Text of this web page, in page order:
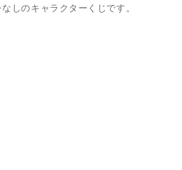
しのキャラクターくじです。